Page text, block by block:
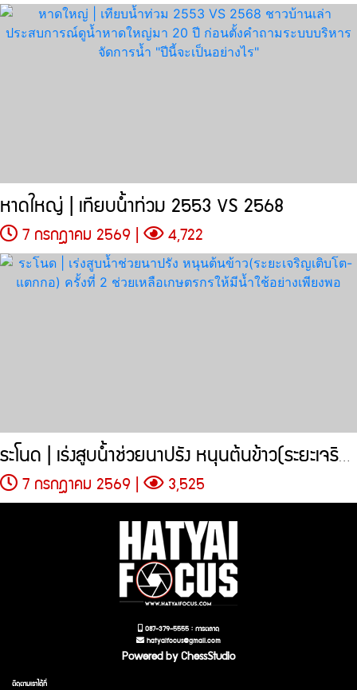
หาดใหญ่ | เทียบน้ำท่วม 2553 VS 2568
7 กรกฎาคม 2569 | 4,722
ระโนด | เร่งสูบน้ำช่วยนาปรัง หนุนต้นข้าว(ระยะเจริญเติบโต-แตกกอ)
7 กรกฎาคม 2569 | 3,525
087-379-5555 : การตลาด
hatyaifocus@gmail.com
Powered by ChessStudio
ติดตามเราได้ที่